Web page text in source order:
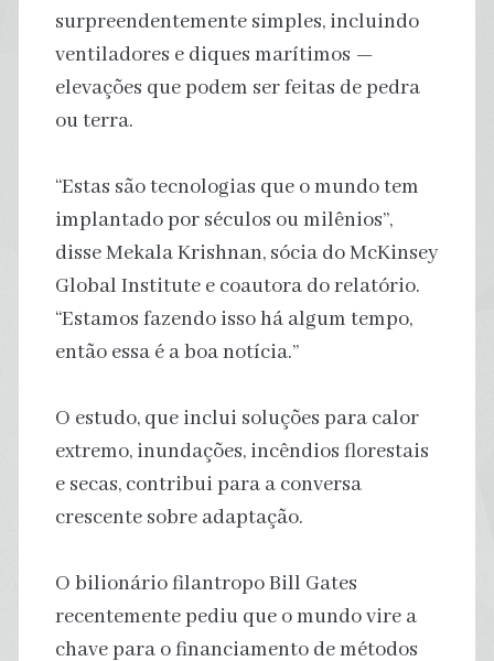
surpreendentemente simples, incluindo
ventiladores e diques marítimos —
elevações que podem ser feitas de pedra
ou terra.
“Estas são tecnologias que o mundo tem
implantado por séculos ou milênios”,
disse Mekala Krishnan, sócia do McKinsey
Global Institute e coautora do relatório.
“Estamos fazendo isso há algum tempo,
então essa é a boa notícia.”
O estudo, que inclui soluções para calor
extremo, inundações, incêndios florestais
e secas, contribui para a conversa
crescente sobre adaptação.
O bilionário filantropo Bill Gates
recentemente pediu que o mundo vire a
chave para o financiamento de métodos